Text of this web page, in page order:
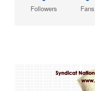
Followers Fans